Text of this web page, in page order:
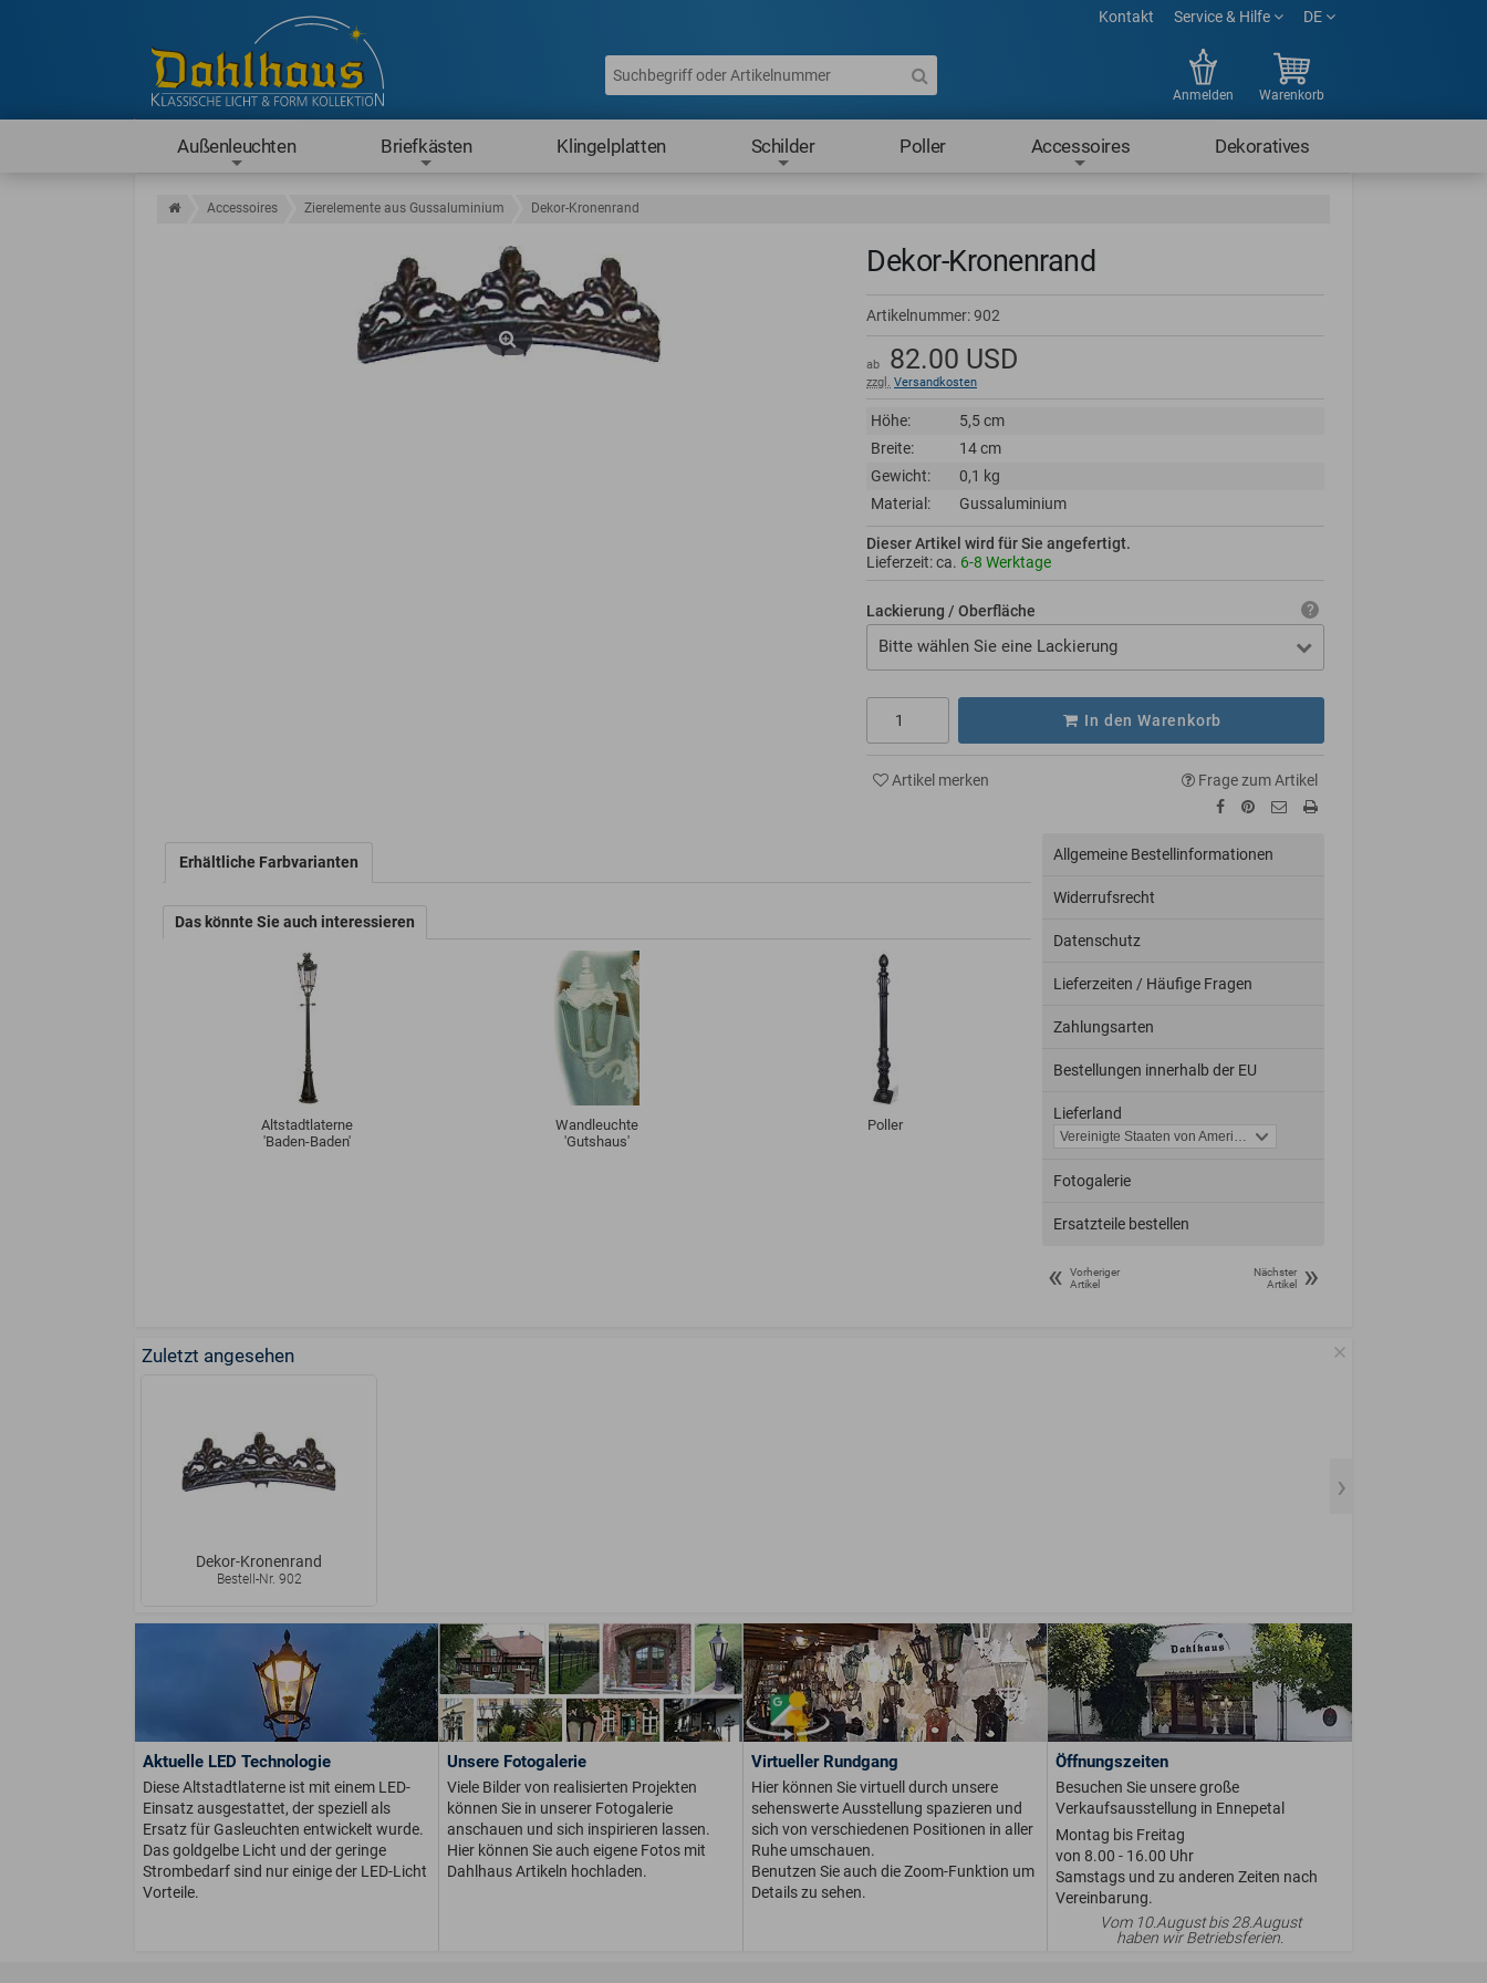
Kontakt Service & Hilfe DE
Anmelden Warenkorb
Außenleuchten Briefkästen Klingelplatten Schilder Poller Accessoires Dekoratives
Accessoires Zierelemente aus Gussaluminium Dekor-Kronenrand
Dekor-Kronenrand
Artikelnummer:902
ab 82.00 USD
zzgl. Versandkosten
Höhe:
5,5 cm
Breite:
14 cm
Gewicht:
0,1 kg
Material:
Gussaluminium
Dieser Artikel wird für Sie angefertigt.
Lieferzeit: ca. 6-8 Werktage
Lackierung / Oberfläche
Bitte wählen Sie eine Lackierung
In den Warenkorb
Artikel merken Frage zum Artikel
Erhältliche Farbvarianten
Das könnte Sie auch interessieren
Altstadtlaterne
'Baden-Baden'
Wandleuchte
'Gutshaus'
Poller
Allgemeine Bestellinformationen
Widerrufsrecht
Datenschutz
Lieferzeiten / Häufige Fragen
Zahlungsarten
Bestellungen innerhalb der EU
Lieferland
Fotogalerie
Ersatzteile bestellen
«
Vorheriger
Artikel
Nächster
Artikel
»
Zuletzt angesehen
Dekor-Kronenrand
Bestell-Nr. 902
Aktuelle LED Technologie
Diese Altstadtlaterne ist mit einem LED-
Einsatz ausgestattet, der speziell als
Ersatz für Gasleuchten entwickelt wurde.
Das goldgelbe Licht und der geringe
Strombedarf sind nur einige der LED-Licht
Vorteile.
Unsere Fotogalerie
Viele Bilder von realisierten Projekten
können Sie in unserer Fotogalerie
anschauen und sich inspirieren lassen.
Hier können Sie auch eigene Fotos mit
Dahlhaus Artikeln hochladen.
Virtueller Rundgang
Hier können Sie virtuell durch unsere
sehenswerte Ausstellung spazieren und
sich von verschiedenen Positionen in aller
Ruhe umschauen.
Benutzen Sie auch die Zoom-Funktion um
Details zu sehen.
Öffnungszeiten
Besuchen Sie unsere große
Verkaufsausstellung in Ennepetal
Montag bis Freitag
von 8.00 - 16.00 Uhr
Samstags und zu anderen Zeiten nach
Vereinbarung.
Vom 10.August bis 28.August
haben wir Betriebsferien.